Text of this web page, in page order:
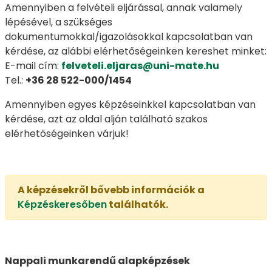
Amennyiben a felvételi eljárással, annak valamely
lépésével, a szükséges
dokumentumokkal/igazolásokkal kapcsolatban van
kérdése, az alábbi elérhetőségeinken kereshet minket:
E-mail cím: felveteli.eljaras@uni-mate.hu
Tel.: +36 28 522-000/1454
Amennyiben egyes képzéseinkkel kapcsolatban van
kérdése, azt az oldal alján található szakos
elérhetőségeinken várjuk!
A képzésekről bővebb információk a
Képzéskeresőbentalálhatók.
Nappali munkarendű alapképzések